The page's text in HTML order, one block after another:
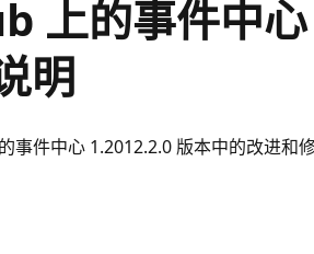
上的事件中心
明
件中心 1.2012.2.0 版本中的改进和